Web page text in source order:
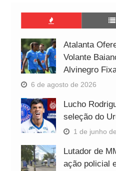
Atalanta
Volante
Alvinegro
6 de agosto de 2026
Lucho
seleção do
1 de junho
Lutador de
ação policial